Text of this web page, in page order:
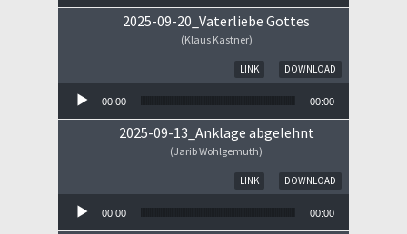
2025-09-20_Vaterliebe Gottes
(Klaus Kastner)
DOWNLOAD
LINK
00:00 00:00
2025-09-13_Anklage abgelehnt
(Jarib Wohlgemuth)
DOWNLOAD
LINK
00:00 00:00